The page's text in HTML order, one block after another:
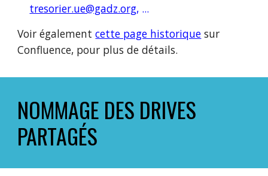
tresorier.ue@gadz.org, ...
Voir égalementcette page historique sur
Confluence, pour plus de détails.
NOMMAGE DES DRIVES
PARTAGÉS